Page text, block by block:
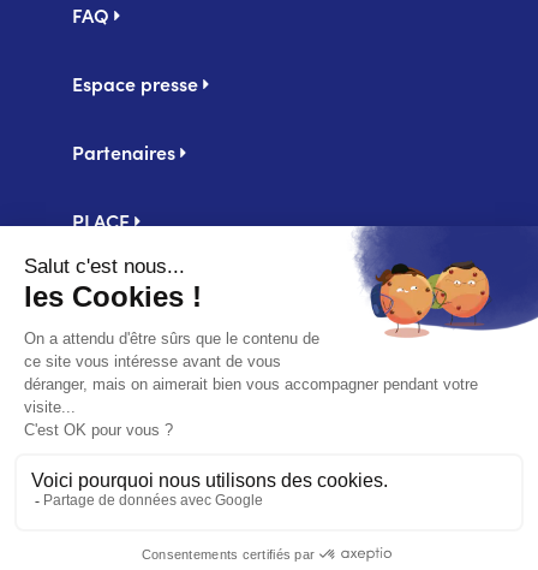
FAQ
Espace presse
Partenaires
PLACE
Centrale d'achat UniHA
Second
Mentions légales
Politique de confidentialité